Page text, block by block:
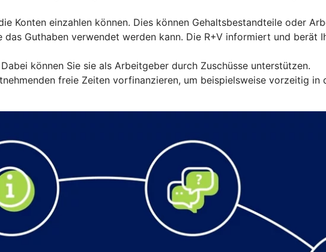
Konten einzahlen können. Dies können Gehaltsbestandteile oder
Guthaben verwendet werden kann. Die R+V informiert und berät
können Sie sie als Arbeitgeber durch Zuschüsse unterstützen.
freie Zeiten vorfinanzieren, um beispielsweise vorzeitig in